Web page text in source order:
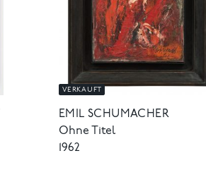
VERKAUFT
EMIL SCHUMACHER
Ohne Titel
1962